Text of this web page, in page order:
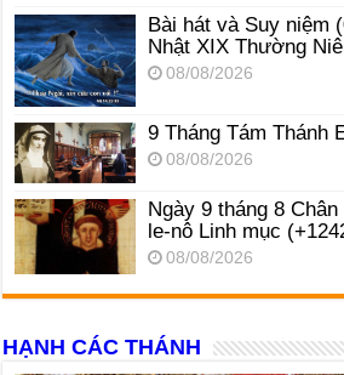
Bài hát và Suy niệm
Nhật XIX Thường
08/08/2026
9 Tháng Tám Thánh
08/08/2026
Ngày 9 tháng 8
le-nô Linh mục
08/08/2026
HẠNH CÁC THÁNH